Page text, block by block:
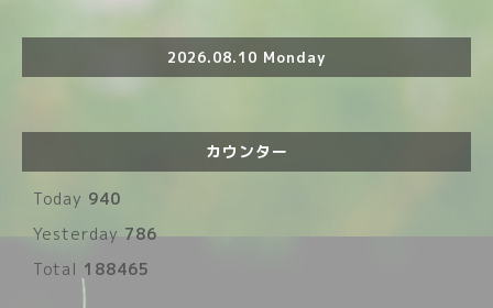
2026.08.10 Monday
カウンター
Today 940
Yesterday 786
Total 188465